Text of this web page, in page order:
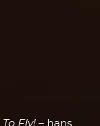
To Fly! – hans